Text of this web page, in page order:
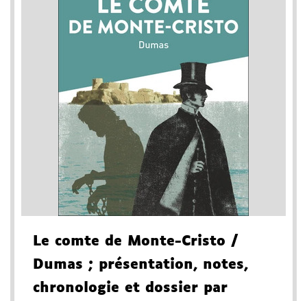
Le comte de Monte-Cristo /
Dumas ; présentation, notes,
chronologie et dossier par